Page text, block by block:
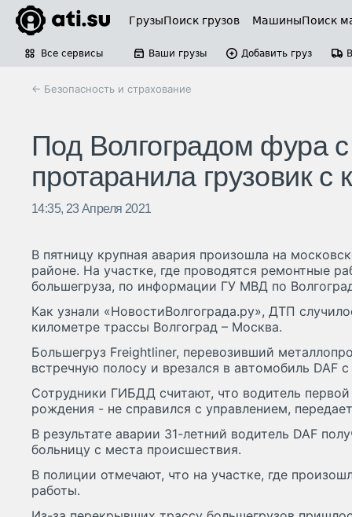
ГрузыПоиск грузов МашиныПоиск
Все сервисы Ваши грузы Добавить груз
← Безопасность и страхование
Под Волгоградом фура
протаранила грузовик с
14:35, 23 Апреля 2021
В пятницу крупная авария произошла на
районе. На участке, где проводятся ремонтные
большегруза, по информации ГУ МВД по
Как узнали «НовостиВолгограда.ру», ДТП
километре трассы Волгоград – Москва.
Большегруз Freightliner, перевозивший
встречную полосу и врезался в автомобиль DAF
Сотрудники ГИБДД считают, что водитель
рождения - не справился с управлением,
В результате аварии 31-летний водитель DAF
больницу с места происшествия.
В полиции отмечают, что на участке, где
работы.